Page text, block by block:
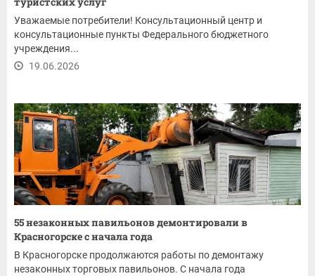
Уважаемые потребители! Консультационный центр и
консультационные пункты Федерального бюджетного
учреждения...
19.06.2026
55 незаконных павильонов демонтировали в
Красногорске с начала года
В Красногорске продолжаются работы по демонтажу
незаконных торговых павильонов. С начала года